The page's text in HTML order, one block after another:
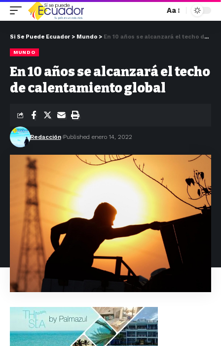
Aa
Si Se Puede Ecuador > Mundo > En 10 años se alcanzará el techo de calentamiento global
MUNDO
En 10 años se alcanzará el techo
de calentamiento global
Redacción Published enero 14, 2022